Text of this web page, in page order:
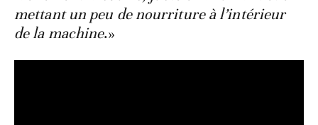
mettant un peu de nourriture à l’intérieur
de la machine.»